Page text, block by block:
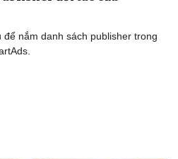
nắm danh sách publisher trong